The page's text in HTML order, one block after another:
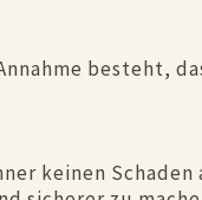
besteht,
keinen Schaden